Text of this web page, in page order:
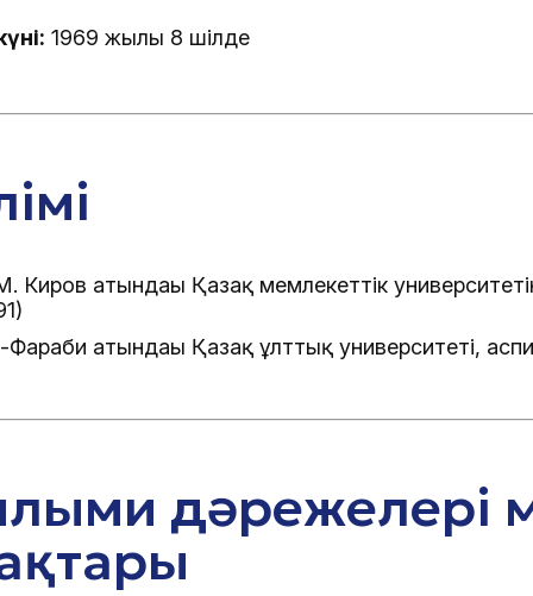
1969 жылғы 8 шілде
Киров атындағы Қазақ мемлекеттік
атындағы Қазақ ұлттық университеті,
дәрежелері